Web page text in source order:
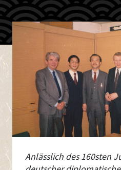
Anlässlich des 160sten